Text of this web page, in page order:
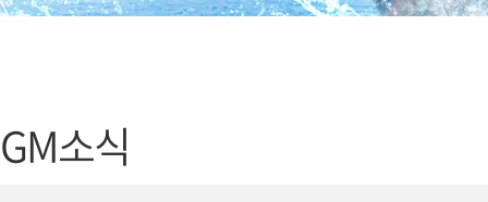
SMiniz
프렌즈팝콘
보안센터
GM소식